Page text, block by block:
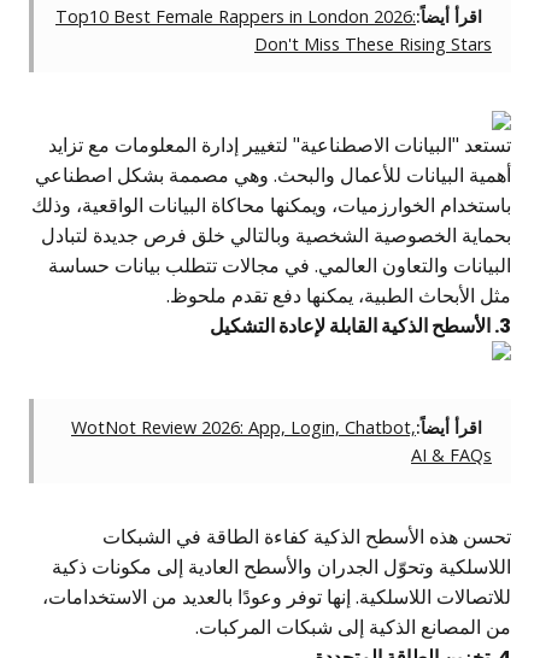
اقرأ أيضاً:Top10 Best Female Rappers in London 2026:
Don't Miss These Rising Stars
تستعد "البيانات الاصطناعية" لتغيير إدارة المعلومات مع تزايد
أهمية البيانات للأعمال والبحث. وهي مصممة بشكل اصطناعي
باستخدام الخوارزميات، ويمكنها محاكاة البيانات الواقعية، وذلك
بحماية الخصوصية الشخصية وبالتالي خلق فرص جديدة لتبادل
البيانات والتعاون العالمي. في مجالات تتطلب بيانات حساسة
مثل الأبحاث الطبية، يمكنها دفع تقدم ملحوظ.
3. الأسطح الذكية القابلة لإعادة التشكيل
اقرأ أيضاً:WotNot Review 2026: App, Login, Chatbot,
AI & FAQs
تحسن هذه الأسطح الذكية كفاءة الطاقة في الشبكات
اللاسلكية وتحوّل الجدران والأسطح العادية إلى مكونات ذكية
للاتصالات اللاسلكية. إنها توفر وعودًا بالعديد من الاستخدامات،
من المصانع الذكية إلى شبكات المركبات.